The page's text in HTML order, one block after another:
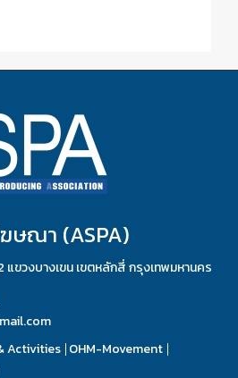
ษณา (ASPA)
แขวงบางเขน เขตหลักสี่ กรุงเทพมหานคร
Activities OHM-Movement